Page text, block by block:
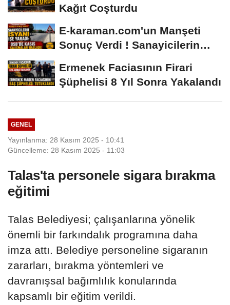
Kağıt Coşturdu
E-karaman.com'un Manşeti
Sonuç Verdi ! Sanayicilerin
Ermenek Faciasının Firari
Şüphelisi 8 Yıl Sonra Yakalandı
GENEL
Yayınlanma: 28 Kasım 2025 - 10:41
Güncelleme: 28 Kasım 2025 - 11:03
Talas'ta personele sigara bırakma
eğitimi
Talas Belediyesi; çalışanlarına yönelik
önemli bir farkındalık programına daha
imza attı. Belediye personeline sigaranın
zararları, bırakma yöntemleri ve
davranışsal bağımlılık konularında
kapsamlı bir eğitim verildi.